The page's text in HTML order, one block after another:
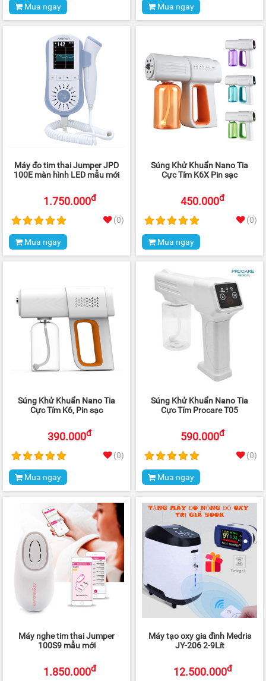
Mua ngay Mua ngay
Máy đo tim thai Jumper JPD
100E màn hình LED mẫu mới
1.750.000đ
(0)
Mua ngay
Súng Khử Khuẩn Nano Tia
Cực Tím K6X Pin sạc
450.000đ
(0)
Mua ngay
Súng Khử Khuẩn Nano Tia
Cực Tím K6, Pin sạc
390.000đ
(0)
Mua ngay
Súng Khử Khuẩn Nano Tia
Cực Tím Procare T05
590.000đ
(0)
Mua ngay
Máy nghe tim thai Jumper
100S9 mẫu mới
1.850.000đ
Máy tạo oxy gia đình Medris
JY-206 2-9Lít
12.500.000đ